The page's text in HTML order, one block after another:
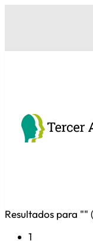
Resultados para "" (
1